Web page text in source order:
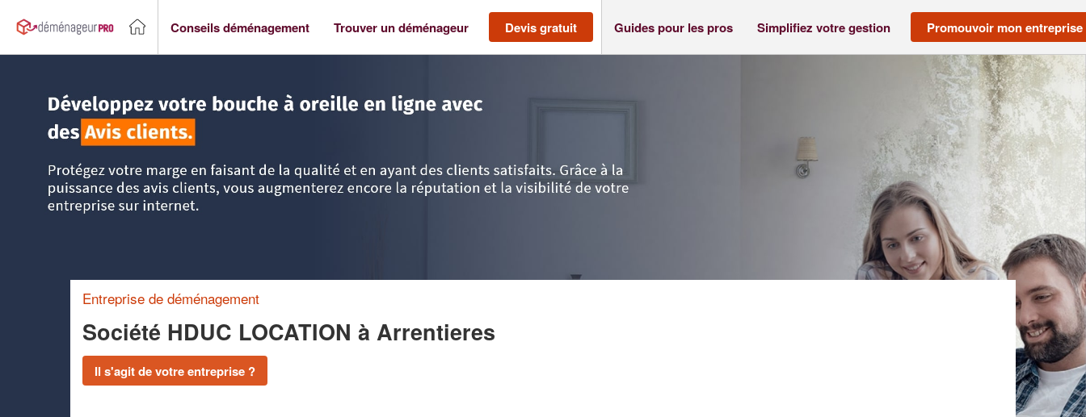
Conseils déménagement Trouver un déménageur Devis gratuit Guides pour les pros Simplifiez votre gestion Promouvoir mon entreprise
Entreprise de déménagement
Société HDUC LOCATION à Arrentieres
Il s'agit de votre entreprise ?